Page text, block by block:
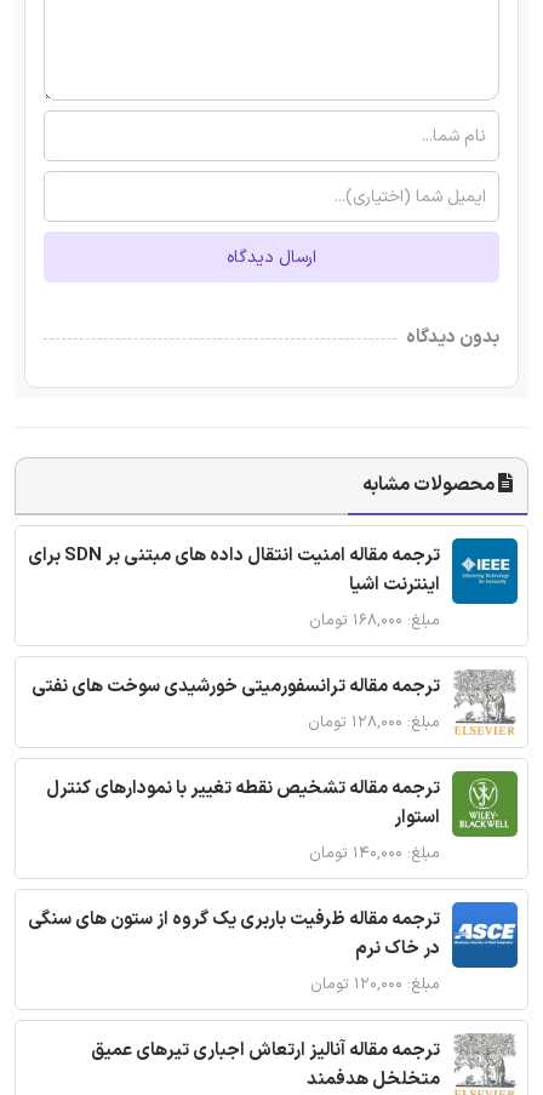
ارسال دیدگاه
بدون دیدگاه
محصولات مشابه
ترجمه مقاله امنیت انتقال داده های مبتنی بر SDN برای
اینترنت اشیا
مبلغ: ۱۶۸,۰۰۰ تومان
ترجمه مقاله ترانسفورمیتی خورشیدی سوخت های نفتی
مبلغ: ۱۲۸,۰۰۰ تومان
ترجمه مقاله تشخیص نقطه تغییر با نمودارهای کنترل
استوار
مبلغ: ۱۴۰,۰۰۰ تومان
ترجمه مقاله ظرفیت باربری یک گروه از ستون های سنگی
در خاک نرم
مبلغ: ۱۲۰,۰۰۰ تومان
ترجمه مقاله آنالیز ارتعاش اجباری تیرهای عمیق
متخلخل هدفمند